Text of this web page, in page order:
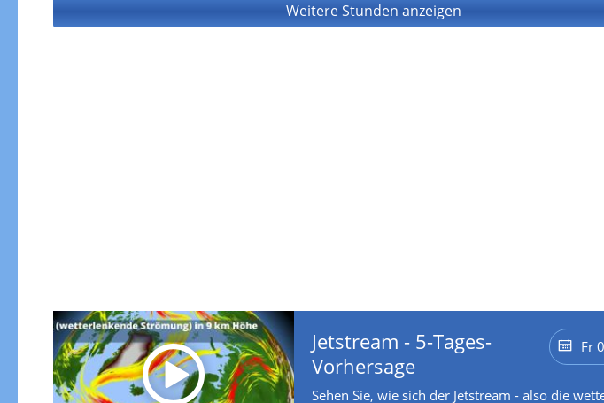
Weitere Stunden anzeigen
Fr
Jetstream - 5-Tages-
Vorhersage
Sehen Sie, wie sich der Jetstream - also die